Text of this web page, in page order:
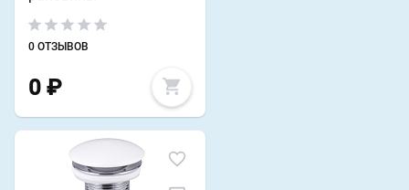
0 ОТЗЫВОВ
0 ₽